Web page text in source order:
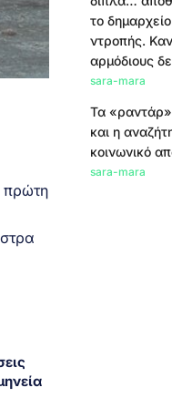
πρώτη
το
ντροπής.
αρμόδιους
sara-mara
Τα
και η
κοινωνικό
sara-mara